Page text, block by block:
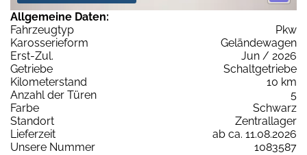
Allgemeine Daten:
Fahrzeugtyp
Pkw
Karosserieform
Geländewagen
Erst-Zul.
Jun / 2026
Getriebe
Schaltgetriebe
Kilometerstand
10 km
Anzahl der Türen
5
Farbe
Schwarz
Standort
Zentrallager
Lieferzeit
ab ca. 11.08.2026
Unsere Nummer
1083587